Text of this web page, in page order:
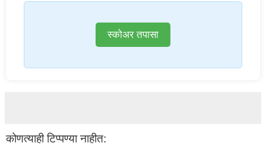
स्कोअर तपासा
कोणत्याही टिप्पण्‍या नाहीत: